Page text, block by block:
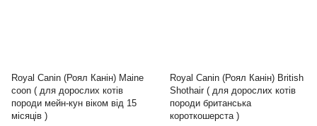
Royal Canin (Роял Канін) Maine
coon ( для дорослих котів
породи мейн-кун віком від 15
місяців )
Royal Canin (Роял Канін) British
Shothair ( для дорослих котів
породи британська
короткошерста )